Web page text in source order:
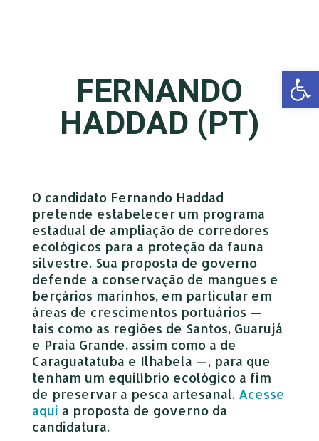
FERNANDO
HADDAD (PT)
O candidato Fernando Haddad
pretende estabelecer um programa
estadual de ampliação de corredores
ecológicos para a proteção da fauna
silvestre. Sua proposta de governo
defende a conservação de mangues e
berçários marinhos, em particular em
áreas de crescimentos portuários —
tais como as regiões de Santos, Guarujá
e Praia Grande, assim como a de
Caraguatatuba e Ilhabela —, para que
tenham um equilíbrio ecológico a fim
de preservar a pesca artesanal. Acesse
aqui a proposta de governo da
candidatura.